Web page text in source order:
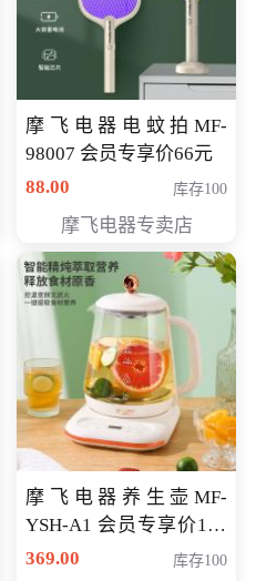
摩飞电器电蚊拍MF-
98007 会员专享价66元
88.00
库存100
摩飞电器专卖店
摩飞电器养生壶MF-
YSH-A1 会员专享价198
元
369.00 库存100